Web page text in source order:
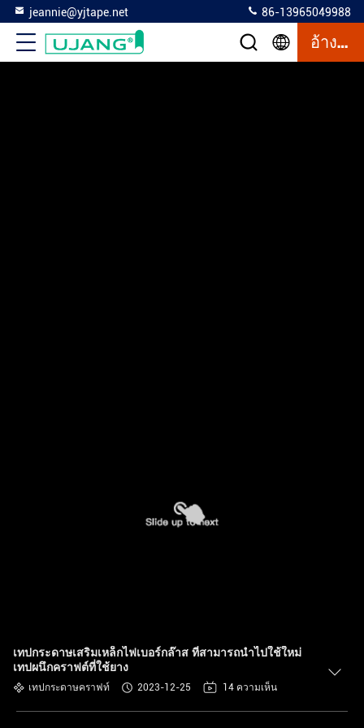
jeannie@yjtape.net 86-13965049988
อ้างอิง
เทปกระดาษเสริมเหล็กไฟเบอร์กล๊าส ที่สามารถนําไปใช้ใหม่
เทปผนึกคราฟต์ที่ใช้ยาง
เทปกระดาษคราฟท์ 2023-12-25 14 ความเห็น